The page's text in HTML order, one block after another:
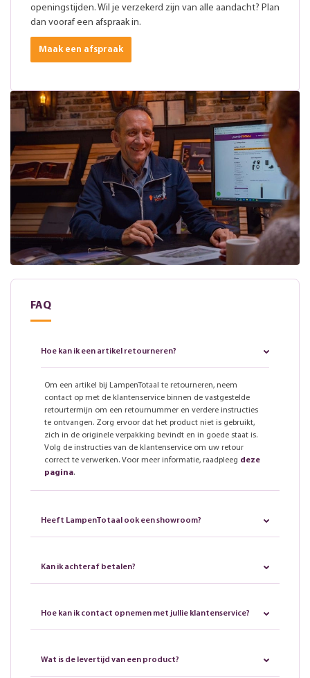
openingstijden. Wil je verzekerd zijn van alle aandacht? Plan
dan vooraf een afspraak in.
Maak een afspraak
FAQ
Hoe kan ik een artikel retourneren?
Om een artikel bij LampenTotaal te retourneren, neem
contact op met de klantenservice binnen de vastgestelde
retourtermijn om een retournummer en verdere instructies
te ontvangen. Zorg ervoor dat het product niet is gebruikt,
zich in de originele verpakking bevindt en in goede staat is.
Volg de instructies van de klantenservice om uw retour
correct te verwerken. Voor meer informatie, raadpleeg deze
pagina.
Heeft LampenTotaal ook een showroom?
Kan ik achteraf betalen?
Hoe kan ik contact opnemen met jullie klantenservice?
Wat is de levertijd van een product?